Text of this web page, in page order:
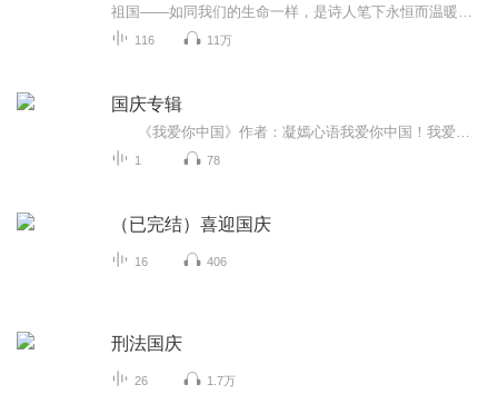
116 11万
国庆专辑
1 78
（已完结）喜迎国庆
16 406
刑法国庆
26 1.7万